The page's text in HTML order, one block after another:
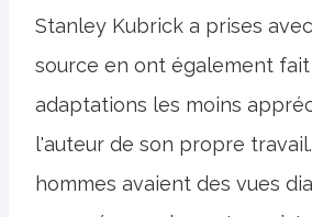
Stanley Kubrick a prises
source en ont également
adaptations les moins
l'auteur de son propre
hommes avaient des vues